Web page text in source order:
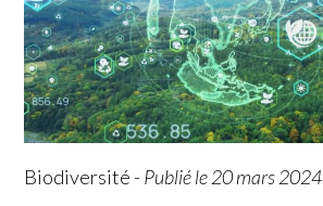
Biodiversité - Publié le 20 mars 2024